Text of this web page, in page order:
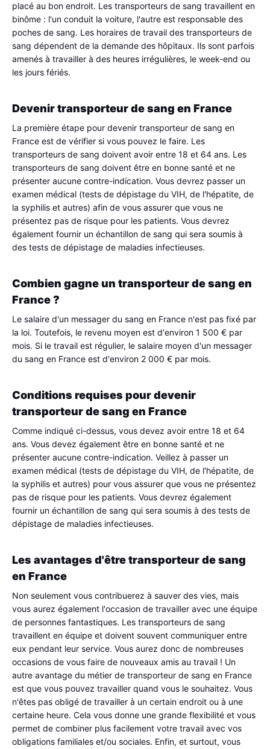
placé au bon endroit. Les transporteurs de sang travaillent en
binôme : l'un conduit la voiture, l'autre est responsable des
poches de sang. Les horaires de travail des transporteurs de
sang dépendent de la demande des hôpitaux. Ils sont parfois
amenés à travailler à des heures irrégulières, le week-end ou
les jours fériés.
Devenir transporteur de sang en France
La première étape pour devenir transporteur de sang en
France est de vérifier si vous pouvez le faire. Les
transporteurs de sang doivent avoir entre 18 et 64 ans. Les
transporteurs de sang doivent être en bonne santé et ne
présenter aucune contre-indication. Vous devrez passer un
examen médical (tests de dépistage du VIH, de l'hépatite, de
la syphilis et autres) afin de vous assurer que vous ne
présentez pas de risque pour les patients. Vous devrez
également fournir un échantillon de sang qui sera soumis à
des tests de dépistage de maladies infectieuses.
Combien gagne un transporteur de sang en
France ?
Le salaire d'un messager du sang en France n'est pas fixé par
la loi. Toutefois, le revenu moyen est d'environ 1 500 € par
mois. Si le travail est régulier, le salaire moyen d'un messager
du sang en France est d'environ 2 000 € par mois.
Conditions requises pour devenir
transporteur de sang en France
Comme indiqué ci-dessus, vous devez avoir entre 18 et 64
ans. Vous devez également être en bonne santé et ne
présenter aucune contre-indication. Veillez à passer un
examen médical (tests de dépistage du VIH, de l'hépatite, de
la syphilis et autres) pour vous assurer que vous ne présentez
pas de risque pour les patients. Vous devrez également
fournir un échantillon de sang qui sera soumis à des tests de
dépistage de maladies infectieuses.
Les avantages d'être transporteur de sang
en France
Non seulement vous contribuerez à sauver des vies, mais
vous aurez également l'occasion de travailler avec une équipe
de personnes fantastiques. Les transporteurs de sang
travaillent en équipe et doivent souvent communiquer entre
eux pendant leur service. Vous aurez donc de nombreuses
occasions de vous faire de nouveaux amis au travail ! Un
autre avantage du métier de transporteur de sang en France
est que vous pouvez travailler quand vous le souhaitez. Vous
n'êtes pas obligé de travailler à un certain endroit ou à une
certaine heure. Cela vous donne une grande flexibilité et vous
permet de combiner plus facilement votre travail avec vos
obligations familiales et/ou sociales. Enfin, et surtout, vous